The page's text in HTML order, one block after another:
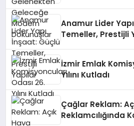
Anamur Lider
Temeller, Prestijli
İzmir Emlak
Yılını Kutladı
Çağlar Reklam:
Reklamcılığında